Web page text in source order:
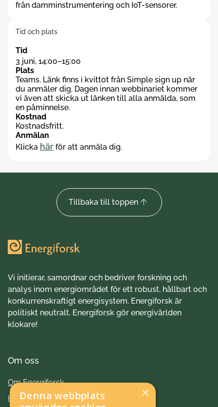
från damminstrumentering och IoT-sensorer.
Tid och plats
Tid
3 juni, 14:00–15:00
Plats
Teams. Länk finns i kvittot från Simple sign up när
du anmäler dig. Dagen innan webbinariet kommer
vi även att skicka ut länken till alla anmälda, som
en påminnelse.
Kostnad
Kostnadsfritt.
Anmälan
Klicka här för att anmäla dig.
Tillbaka till toppen
Vi initierar, samordnar och bedriver forskning och
analys inom energiområdet för ett robust, hållbart och
konkurrenskraftigt energisystem. Energiforsk är
politiskt neutralt. Energiforsk gör energivärlden
klokare!
Om oss
Om Energiforsk
Kontakt
×
Denna webbplats